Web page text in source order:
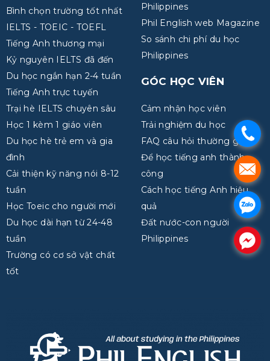
Bình chọn trường tốt nhất
IELTS - TOEIC - TOEFL
Tiếng Anh thương mại
Kỷ nguyên IELTS đã đến
Du học ngắn hạn 2-4 tuần
Tiếng Anh trực tuyến
Trại hè IELTS chuyên sâu
Học 1 kèm 1 giáo viên
Du học hè trẻ em và gia
đình
Cải thiện kỹ năng nói 8-12
tuần
Học Toeic cho người mới
Du học dài hạn từ 24-48
tuần
Trường có cơ sở vật chất
tốt
Philippines
Phil English web Magazine
So sánh chi phí du học
Philippines
GÓC HỌC VIÊN
Cảm nhận học viên
Trải nghiệm du học
FAQ câu hỏi thường gặp
Để học tiếng anh thành
công
Cách học tiếng Anh hiệu
quả
Đất nước-con người
Philippines
.
.
.
.